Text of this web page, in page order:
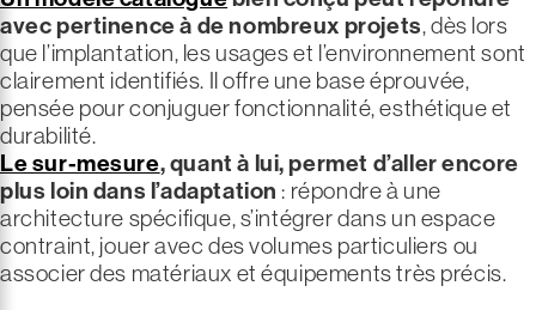
avec pertinence à de nombreux projets, dès lors
que l’implantation, les usages et l’environnement sont
clairement identifiés. Il offre une base éprouvée,
pensée pour conjuguer fonctionnalité, esthétique et
durabilité.
Le sur-mesure, quant à lui, permet d’aller encore
plus loin dans l’adaptation : répondre à une
architecture spécifique, s’intégrer dans un espace
contraint, jouer avec des volumes particuliers ou
associer des matériaux et équipements très précis.